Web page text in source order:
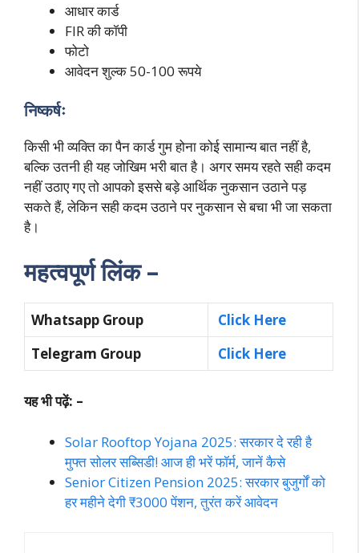
आधार कार्ड
FIR की कॉपी
फोटो
आवेदन शुल्क 50-100 रूपये
निष्कर्षः
किसी भी व्यक्ति का पैन कार्ड गुम होना कोई सामान्य बात नहीं है,
बल्कि उतनी ही यह जोखिम भरी बात है। अगर समय रहते सही कदम
नहीं उठाए गए तो आपको इससे बड़े आर्थिक नुकसान उठाने पड़
सकते हैं, लेकिन सही कदम उठाने पर नुकसान से बचा भी जा सकता
है।
महत्वपूर्ण लिंक –
Whatsapp Group
Click Here
Telegram Group
Click Here
यह भी पढ़ें: –
Solar Rooftop Yojana 2025: सरकार दे रही है
मुफ्त सोलर सब्सिडी! आज ही भरें फॉर्म, जानें कैसे
Senior Citizen Pension 2025: सरकार बुजुर्गों को
हर महीने देगी ₹3000 पेंशन, तुरंत करें आवेदन